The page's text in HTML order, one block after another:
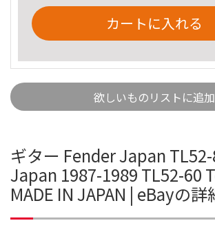
カートに入れる
欲しいものリストに追加
ギター Fender Japan
Japan 1987-1989 TL52-60
MADE IN JAPAN | eBayの